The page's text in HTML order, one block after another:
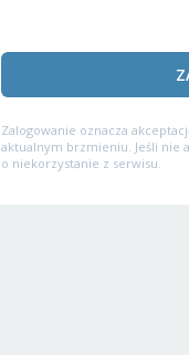
Zalogowanie oznacza
aktualnym brzmieniu. Jeśli nie
o niekorzystanie z serwisu.